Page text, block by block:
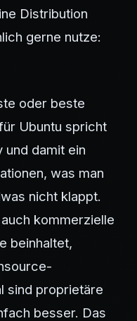
Distribution
gerne nutze:
oder beste
Ubuntu spricht
und damit ein
was man
nicht klappt.
kommerzielle
beinhaltet,
sind proprietäre
besser. Das